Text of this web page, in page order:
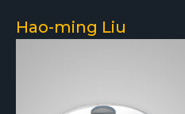
Hao-ming Liu